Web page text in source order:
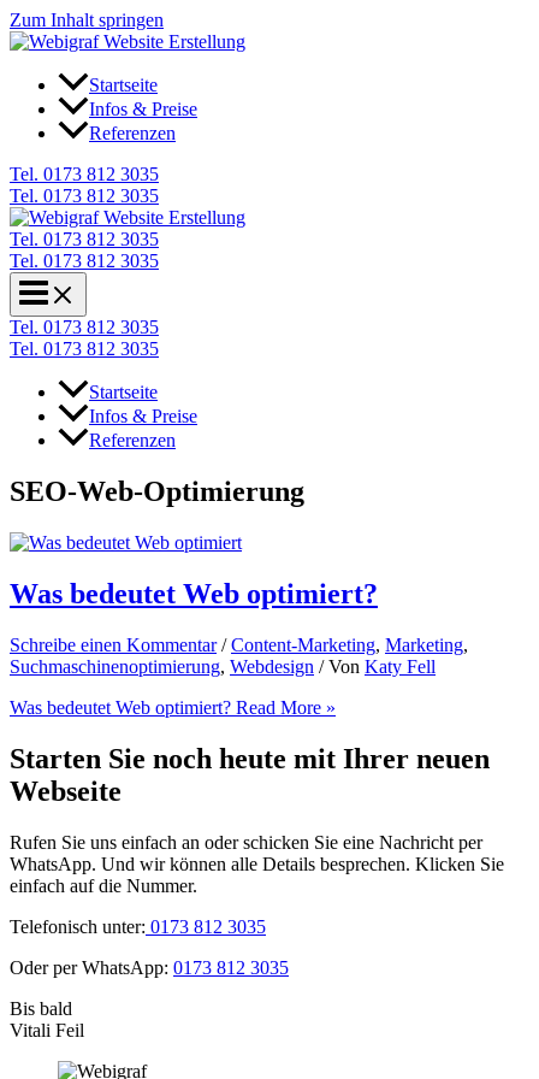
Zum Inhalt springen
Startseite
Infos & Preise
Referenzen
Tel. 0173 812 3035
Tel. 0173 812 3035
Tel. 0173 812 3035
Tel. 0173 812 3035
Tel. 0173 812 3035
Tel. 0173 812 3035
Startseite
Infos & Preise
Referenzen
SEO-Web-Optimierung
Was bedeutet Web optimiert?
Schreibe einen Kommentar /Content-Marketing, Marketing,
Suchmaschinenoptimierung, Webdesign / Von Katy Fell
Was bedeutet Web optimiert? Read More »
Starten Sie noch heute mit Ihrer neuen
Webseite
Rufen Sie uns einfach an oder schicken Sie eine Nachricht per
WhatsApp. Und wir können alle Details besprechen. Klicken Sie
einfach auf die Nummer.
Telefonisch unter: 0173 812 3035
Oder per WhatsApp: 0173 812 3035
Bis bald
Vitali Feil